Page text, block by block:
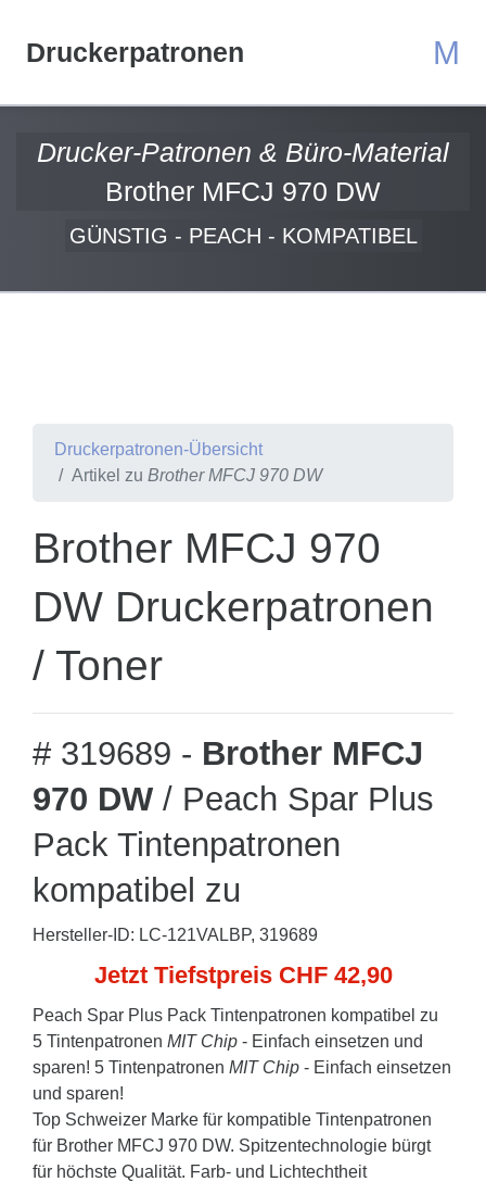
Druckerpatronen M
Drucker-Patronen & Büro-Material
Brother MFCJ 970 DW
GÜNSTIG - PEACH - KOMPATIBEL
Druckerpatronen-Übersicht
Artikel zu Brother MFCJ 970 DW
Brother MFCJ 970
DW Druckerpatronen
/ Toner
# 319689 - Brother MFCJ
970 DW / Peach Spar Plus
Pack Tintenpatronen
kompatibel zu
Hersteller-ID: LC-121VALBP, 319689
Jetzt Tiefstpreis CHF 42,90
Peach Spar Plus Pack Tintenpatronen kompatibel zu
5 Tintenpatronen MIT Chip - Einfach einsetzen und
sparen! 5 Tintenpatronen MIT Chip - Einfach einsetzen
und sparen!
Top Schweizer Marke für kompatible Tintenpatronen
für Brother MFCJ 970 DW. Spitzentechnologie bürgt
für höchste Qualität. Farb- und Lichtechtheit